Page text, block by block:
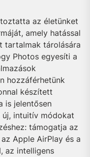
az életünket
amely hatással
tartalmak tárolására
Photos egyesíti a
hozzáférhetünk
készített
is jelentősen
új, intuitív módokat
támogatja az
Apple AirPlay és a
az intelligens